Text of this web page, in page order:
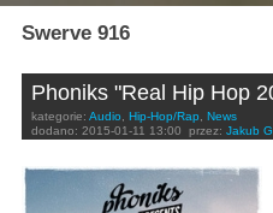
Swerve 916
Phoniks "Real Hip Hop
kategorie: Audio, Hip-Hop/Rap, News
dodano: 2015-01-11 13:00 przez: Jakub